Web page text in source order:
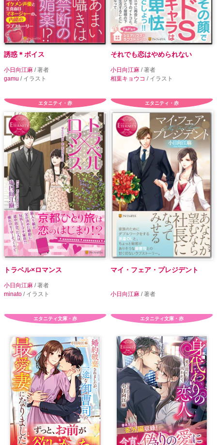
誘惑＊ボイス
小日向江麻 / 著者
gamu / イラスト
それでも恋はやめられない
小日向江麻 / 著者
相葉キョウコ / イラスト
エタニティ・赤
トラベル×ロマンス
小日向江麻 / 著者
minato / イラスト
エタニティ・赤
マイ・フェア・プレジデント
小日向江麻 / 著者
エタニティ文庫・赤 エタニティ文庫・赤